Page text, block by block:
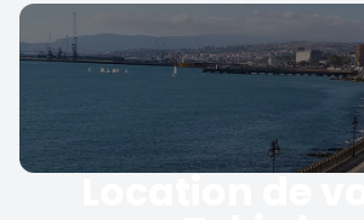
Location de